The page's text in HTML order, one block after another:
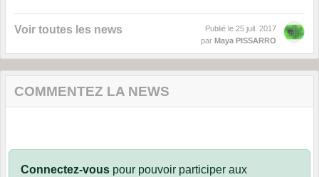
Voir toutes les news Publié le 25 juil. 2017
par Maya PISSARRO
COMMENTEZ LA NEWS
Connectez-vous pour pouvoir participer aux